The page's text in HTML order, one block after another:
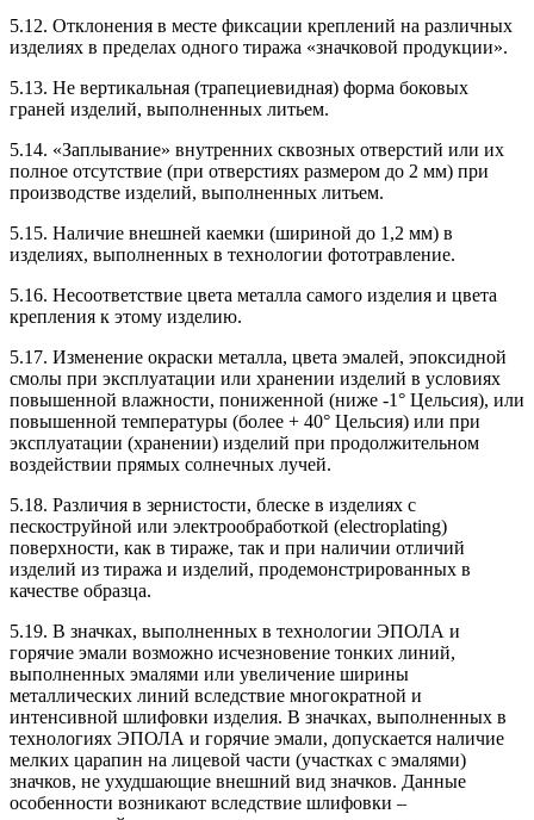
5.12. Отклонения в месте фиксации креплений на различных
изделиях в пределах одного тиража «значковой продукции».
5.13. Не вертикальная (трапециевидная) форма боковых
граней изделий, выполненных литьем.
5.14. «Заплывание» внутренних сквозных отверстий или их
полное отсутствие (при отверстиях размером до 2 мм) при
производстве изделий, выполненных литьем.
5.15. Наличие внешней каемки (шириной до 1,2 мм) в
изделиях, выполненных в технологии фототравление.
5.16. Несоответствие цвета металла самого изделия и цвета
крепления к этому изделию.
5.17. Изменение окраски металла, цвета эмалей, эпоксидной
смолы при эксплуатации или хранении изделий в условиях
повышенной влажности, пониженной (ниже -1° Цельсия), или
повышенной температуры (более + 40° Цельсия) или при
эксплуатации (хранении) изделий при продолжительном
воздействии прямых солнечных лучей.
5.18. Различия в зернистости, блеске в изделиях с
пескоструйной или электрообработкой (electroplating)
поверхности, как в тираже, так и при наличии отличий
изделий из тиража и изделий, продемонстрированных в
качестве образца.
5.19. В значках, выполненных в технологии ЭПОЛА и
горячие эмали возможно исчезновение тонких линий,
выполненных эмалями или увеличение ширины
металлических линий вследствие многократной и
интенсивной шлифовки изделия. В значках, выполненных в
технологиях ЭПОЛА и горячие эмали, допускается наличие
мелких царапин на лицевой части (участках с эмалями)
значков, не ухудшающие внешний вид значков. Данные
особенности возникают вследствие шлифовки –